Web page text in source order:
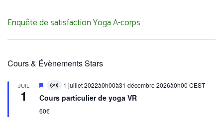
Enquête de satisfaction Yoga A-corps
Cours & Évènements Stars
JUIL
1
Mis
avant
Virtual
évènement
1 juillet 2022à0h00à31 décembre 2026à0h00 CEST
Cours particulier de yoga VR
60€